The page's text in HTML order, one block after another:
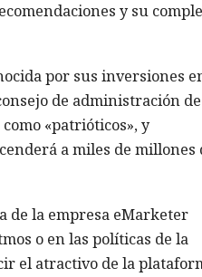
y su
por sus inversiones
de administración
«patrióticos», y
a miles de millones
de la empresa eMarketer
o en las políticas de la
el atractivo de la